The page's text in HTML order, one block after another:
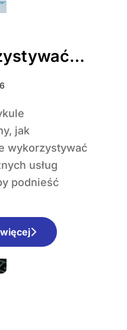
API
jak
wykorzystywać
usług
podnieść